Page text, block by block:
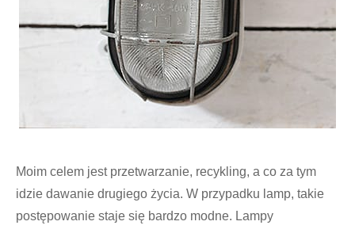
Moim celem jest przetwarzanie, recykling, a co za tym
idzie dawanie drugiego życia. W przypadku lamp, takie
postępowanie staje się bardzo modne. Lampy